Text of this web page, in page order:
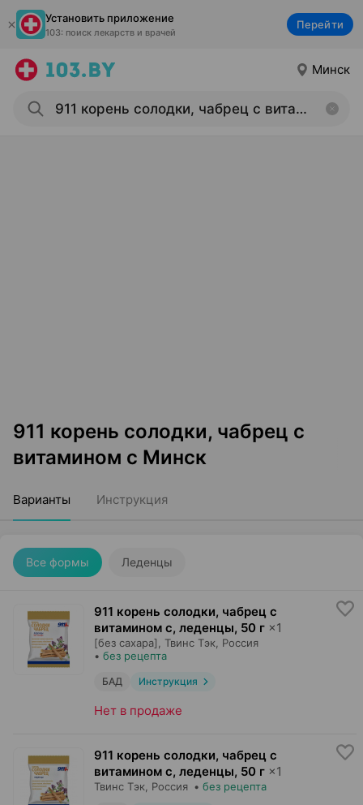
Установить приложение
103: поиск лекарств и врачей
Перейти
Минск
911 корень солодки, чабрец с
витамином с Минск
Варианты Инструкция
Все формы Леденцы
911 корень солодки, чабрец с
витамином с, леденцы, 50 г ×1
[без сахара], Твинс Тэк , Россия
• без рецепта
БАД Инструкция
Нет в продаже
911 корень солодки, чабрец с
витамином с, леденцы, 50 г ×1
Твинс Тэк , Россия • без рецепта